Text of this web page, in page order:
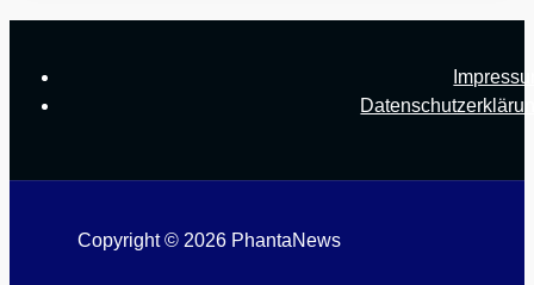
Copyright © 2026 PhantaNews